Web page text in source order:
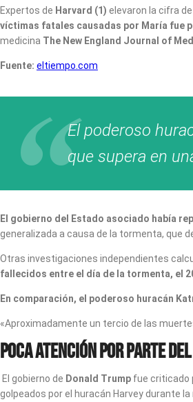
Expertos de Harvard (1) elevaron la cifra
víctimas fatales causadas por María fue
medicina The New England Journal of
Fuente: eltiempo.com
El poderoso
que supera en
El gobierno del Estado asociado había
generalizada a causa de la tormenta, que
Otras investigaciones independientes
fallecidos entre el día de la tormenta, el
En comparación, el poderoso huracán
«Aproximadamente un tercio de las
Poca atención por parte del
El gobierno de Donald Trump fue criticado
golpeados por el huracán Harvey durante